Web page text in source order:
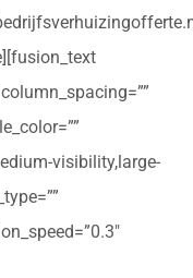
visibility,large-